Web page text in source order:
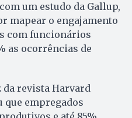
um estudo da Gallup,
mapear o engajamento
com funcionários
as ocorrências de
da revista Harvard
que empregados